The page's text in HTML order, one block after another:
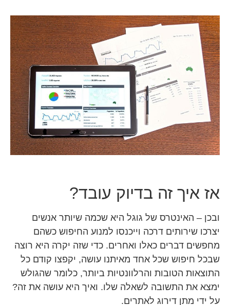
אז איך זה בדיוק עובד?
ובכן – האינטרס של גוגל היא שכמה שיותר אנשים
יצרכו שירותים דרכה וייכנסו למנוע החיפוש כשהם
מחפשים דברים כאלו ואחרים. כדי שזה יקרה היא רוצה
שבכל חיפוש שכל אחד מאיתנו עושה, יקפצו קודם כל
התוצאות הטובות והרלוונטיות ביותר, כלומר שהגולש
ימצא את התשובה לשאלה שלו. ואיך היא עושה את זה?
על ידי מתן דירוג לאתרים.